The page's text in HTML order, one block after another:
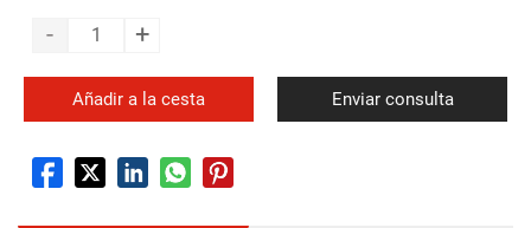
- +
Añadir a la cesta Enviar consulta